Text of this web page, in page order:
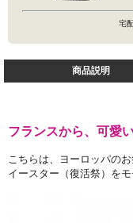
宅
商品説明
フランスから、可愛
こちらは、ヨーロッパのお
イースター（復活祭）を